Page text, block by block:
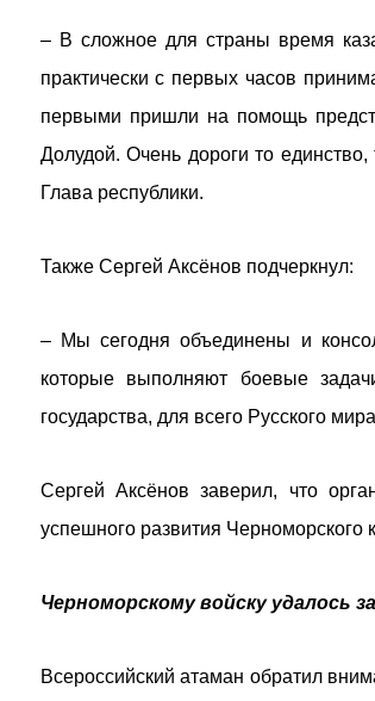
– В сложное для страны время
практически с первых часов
первыми пришли на помощь
Долудой. Очень дороги то
Глава республики.
Также Сергей Аксёнов подчеркнул:
– Мы сегодня объединены и
которые выполняют боевые
государства, для всего Русского
Сергей Аксёнов заверил, что
успешного развития Черноморского
Черноморскому войску удалось
Всероссийский атаман обратил